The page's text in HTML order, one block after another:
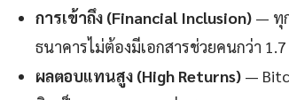
การเข้าถึง (Financial Inclusion) — ทุ
ธนาคารไม่ต้องมีเอกสารช่วยคนกว่า
ผลตอบแทนสูง (High Returns) —